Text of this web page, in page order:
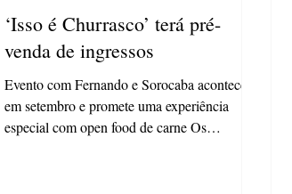
‘Isso é Churrasco’ terá pré-
venda de ingressos
Evento com Fernando e Sorocaba acontece
em setembro e promete uma experiência
especial com open food de carne Os